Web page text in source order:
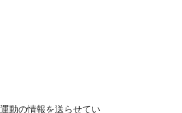
動の情報を送らせてい